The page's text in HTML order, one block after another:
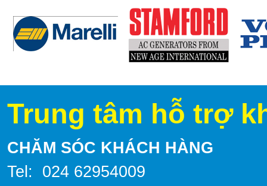
Trung tâm hỗ trợ
CHĂM SÓC KHÁCH HÀNG
Tel: 024 62954009